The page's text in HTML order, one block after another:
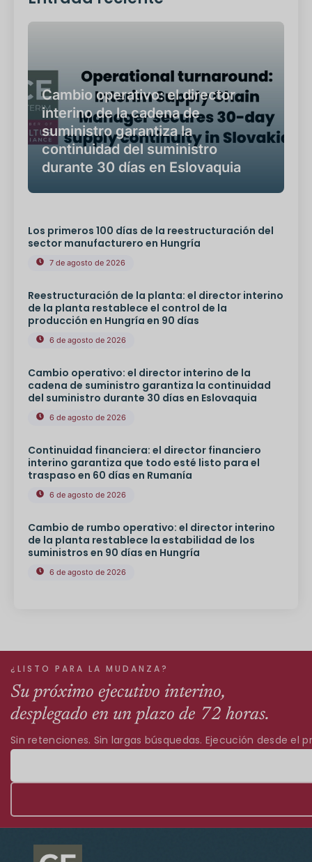
Cambio operativo: el director
interino de la cadena de
suministro garantiza la
continuidad del suministro
durante 30 días en Eslovaquia
Los primeros 100 días de la reestructuración del
sector manufacturero en Hungría
7 de agosto de 2026
Reestructuración de la planta: el director interino
de la planta restablece el control de la
producción en Hungría en 90 días
6 de agosto de 2026
Cambio operativo: el director interino de la
cadena de suministro garantiza la continuidad
del suministro durante 30 días en Eslovaquia
6 de agosto de 2026
Continuidad financiera: el director financiero
interino garantiza que todo esté listo para el
traspaso en 60 días en Rumanía
6 de agosto de 2026
Cambio de rumbo operativo: el director interino
de la planta restablece la estabilidad de los
suministros en 90 días en Hungría
6 de agosto de 2026
¿LISTO PARA LA MUDANZA?
Su próximo ejecutivo interino,
desplegado en un plazo de 72 horas.
Sin retenciones. Sin largas búsquedas. Ejecución desde el